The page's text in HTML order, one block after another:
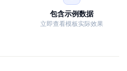
包含示例数据
立即查看模板实际效果